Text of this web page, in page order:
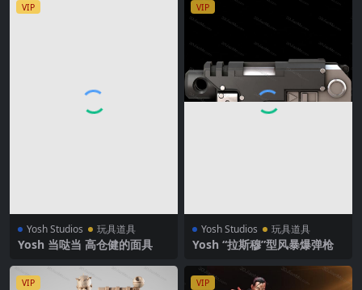
VIP
Yosh Studios 玩具道具
Yosh ‌当哒当 高仓健的面具
VIP
Yosh Studios 玩具道具
Yosh “拉斯穆”型风暴爆弹枪
VIP VIP